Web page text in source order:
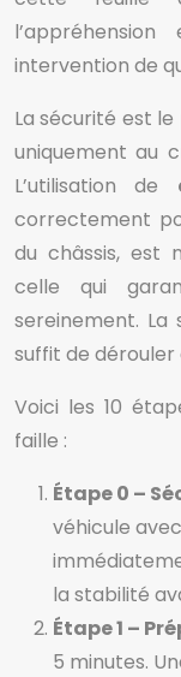
intervention de
La sécurité est le
uniquement au
L’utilisation de
correctement
du châssis, est
celle qui
sereinement. La
suffit de
Voici les 10
faille :
Étape 0 –
véhicule
la stabilité
Étape 1 –
5 minutes.